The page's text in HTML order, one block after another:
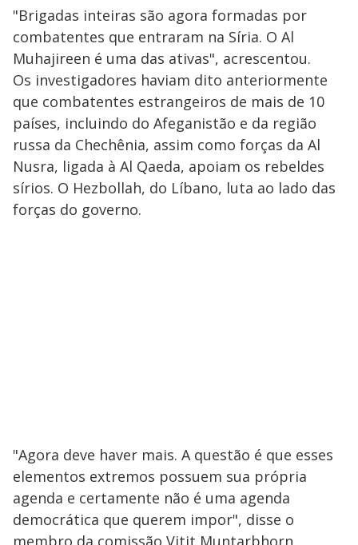
"Brigadas inteiras são agora formadas por
combatentes que entraram na Síria. O Al
Muhajireen é uma das ativas", acrescentou.
Os investigadores haviam dito anteriormente
que combatentes estrangeiros de mais de 10
países, incluindo do Afeganistão e da região
russa da Chechênia, assim como forças da Al
Nusra, ligada à Al Qaeda, apoiam os rebeldes
sírios. O Hezbollah, do Líbano, luta ao lado das
forças do governo.
"Agora deve haver mais. A questão é que esses
elementos extremos possuem sua própria
agenda e certamente não é uma agenda
democrática que querem impor", disse o
membro da comissão Vitit Muntarbhorn.